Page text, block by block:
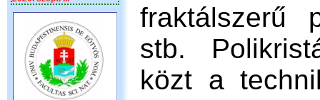
fraktálszerű
stb.
közt a